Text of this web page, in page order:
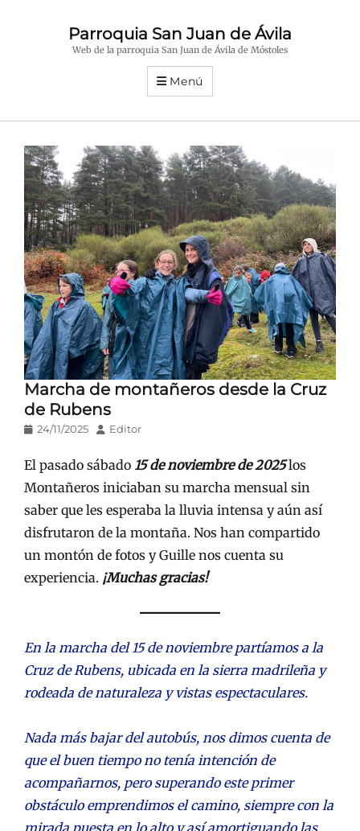
Parroquia San Juan de Ávila
Web de la parroquia San Juan de Ávila de Móstoles
Menú
Marcha de montañeros desde la Cruz
de Rubens
Publicado
24/11/2025 AutorEditor
El pasado sábado 15 de noviembre de 2025los
Montañeros iniciaban su marcha mensual sin
saber que les esperaba la lluvia intensa y aún así
disfrutaron de la montaña. Nos han compartido
un montón de fotos y Guille nos cuenta su
experiencia. ¡Muchas gracias!
En la marcha del 15 de noviembre partíamos a la
Cruz de Rubens, ubicada en la sierra madrileña y
rodeada de naturaleza y vistas espectaculares.
Nada más bajar del autobús, nos dimos cuenta de
que el buen tiempo no tenía intención de
acompañarnos, pero superando este primer
obstáculo emprendimos el camino, siempre con la
mirada puesta en lo alto y así amortiguando las